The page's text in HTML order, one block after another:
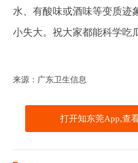
水、有酸味或酒味等变质迹
小失大。祝大家都能科学吃
来源：广东卫生信息
打开知东莞App,查